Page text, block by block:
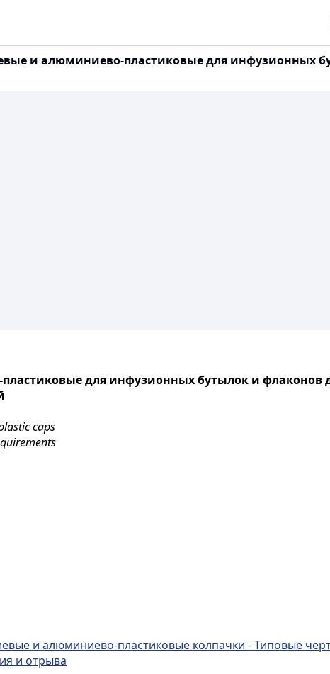
и алюминиево-пластиковые для инфузионных
для инфузионных бутылок и флаконов
caps
и алюминиево-пластиковые колпачки - Типовые
и отрыва